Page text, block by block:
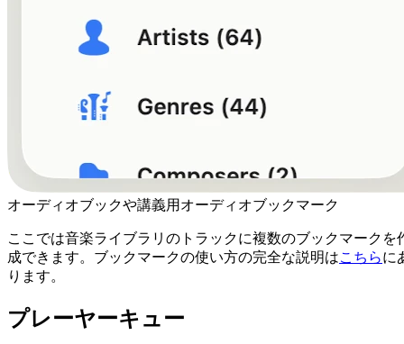
オーディオブックや講義用オーディオブックマーク
ここでは音楽ライブラリのトラックに複数のブックマークを
成できます。ブックマークの使い方の完全な説明はこちらに
ります。
プレーヤーキュー